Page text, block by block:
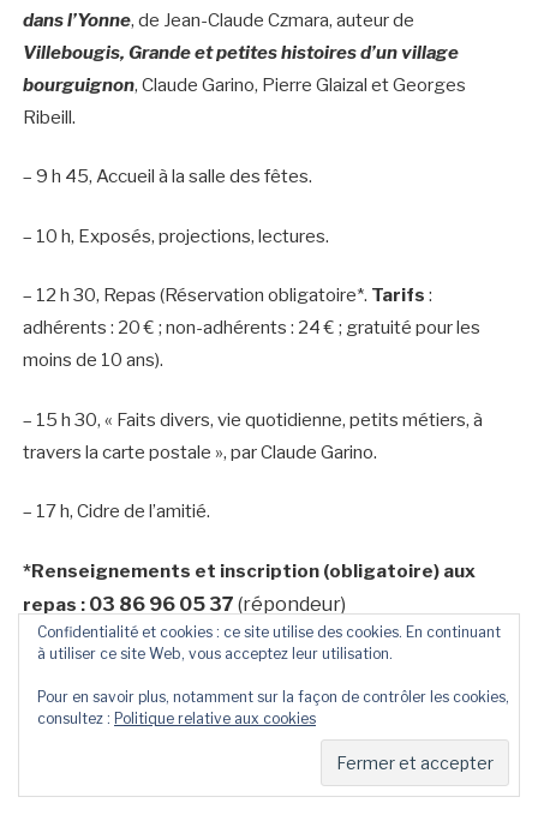
dans l’Yonne, de Jean-Claude Czmara, auteur de
Villebougis, Grande et petites histoires d’un village
bourguignon, Claude Garino, Pierre Glaizal et Georges
Ribeill.
– 9 h 45, Accueil à la salle des fêtes.
– 10 h, Exposés, projections, lectures.
– 12 h 30, Repas (Réservation obligatoire*. Tarifs :
adhérents : 20 € ; non-adhérents : 24 € ; gratuité pour les
moins de 10 ans).
– 15 h 30, « Faits divers, vie quotidienne, petits métiers, à
travers la carte postale », par Claude Garino.
– 17 h, Cidre de l’amitié.
*Renseignements et inscription (obligatoire) aux
repas : 03 86 96 05 37(répondeur)
WE phytophagique des 27 et 28 avril 2024
Confidentialité et cookies : ce site utilise des cookies. En continuant
à utiliser ce site Web, vous acceptez leur utilisation.
Pour en savoir plus, notamment sur la façon de contrôler les cookies,
consultez : Politique relative aux cookies